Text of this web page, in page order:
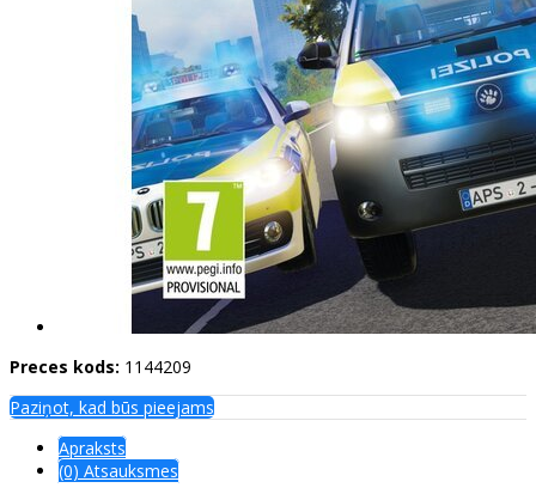
Preces kods: 1144209
Paziņot, kad būs pieejams
Apraksts
(0) Atsauksmes